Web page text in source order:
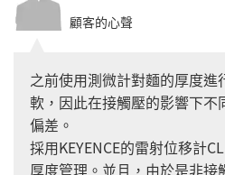
顧客的心聲
之前使用測微計對麵的厚度進
軟，因此在接觸壓的影響下不
偏差。
採用KEYENCE的雷射位移計
厚度管理。並且，由於是非接